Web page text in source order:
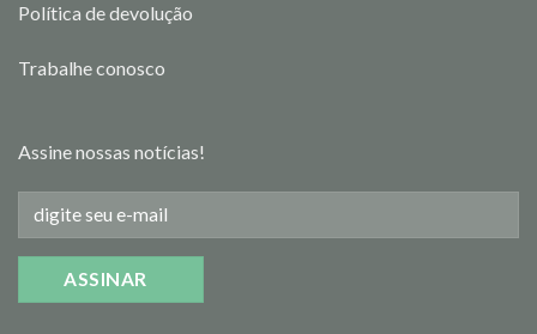
Política de devolução
Trabalhe conosco
Assine nossas notícias!